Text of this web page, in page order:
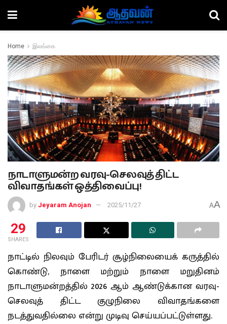
Home இலங்கை
நாடாளுமன்ற வரவு-செலவுத் திட்ட
விவாதங்கள் ஒத்திவைப்பு!
by Jeyaram Anojan 2025/11/27 AA
29
SHARES
நாட்டில் நிலவும் பேரிடர் சூழ்நிலையைக் கருத்தில்
கொண்டு, நாளை மற்றும் நாளை மறுதினம்
நாடாளுமன்றத்தில் 2026 ஆம் ஆண்டுக்கான வரவு-
செலவுத் திட்ட குழுநிலை விவாதங்களை
நடத்துவதில்லை என்று முடிவு செய்யப்பட்டுள்ளது.